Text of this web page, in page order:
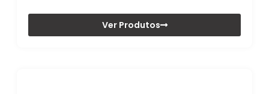
Ver Produtos